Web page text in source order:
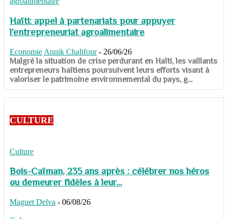
Haïti: appel à partenariats pour appuyer
l’entrepreneuriat agroalimentaire
Economie Annik Chalifour - 26/06/26
​​​​​​​Malgré la situation de crise perdurant en Haïti, les vaillants
entrepreneurs haïtiens poursuivent leurs efforts visant à
valoriser le patrimoine environnemental du pays, g...
CULTURE
Culture
Bois-Caïman, 235 ans après : célébrer nos héros
ou demeurer fidèles à leur...
Maguet Delva - 06/08/26